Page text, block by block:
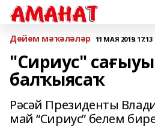
Дөйөм мәҡәләләр 11 МАЯ 2019, 17:13
"Сириус"
балҡыясаҡ
Рәсәй Президенты
май “Сириус” белем